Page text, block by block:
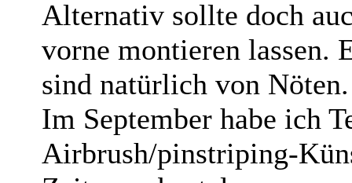
Alternativ sollte doch
vorne montieren lassen.
sind natürlich von
Im September habe ich
Airbrush/pinstriping-